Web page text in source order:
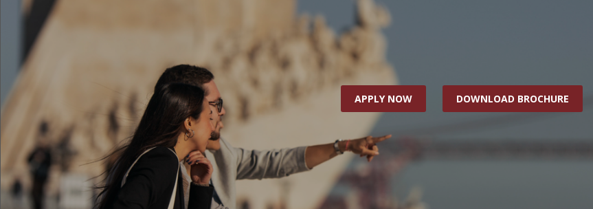
Centro de Investigação do Instituto de
Centro de Estudos Europeus
Palestra Anual Alexis de Tocqueville
Conferências do Atlântico
Seminários Internacionais
Palestra Anual Winston Churchill
IEP Alumni Club
Career Day
APPLY NOW DOWNLOAD BROCHURE